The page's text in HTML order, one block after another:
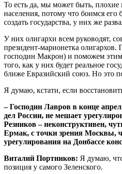
То есть да, мы может быть,
населения, потому что боимся
создать государства, у них же
У них олигархи всем руководят,
президент-марионетка
господин Макрон) и поможем этим
того, как у них будет реальное
ближе Евразийский союз. Но это
Я думаю, кстати, если
– Господин Лавров в конце
дел России, не мешает
Резников – неконструктивен,
Ермак, с точки зрения Москвы,
урегулирования на Донбассе
Виталий Портников: Я думаю,
позиция у самого Зеленского.